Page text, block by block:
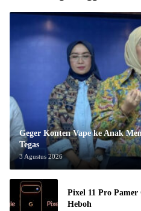
Geger Konten Vape ke Anak
Tegas
3 Agustus 2026
Pixel 11 Pro
Heboh